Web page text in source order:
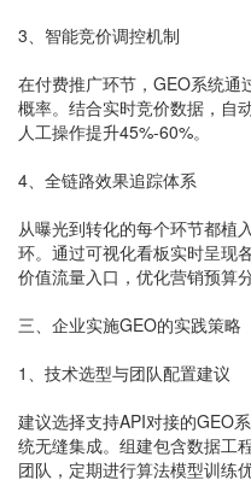
3、智能竞价调控机制
在付费推广环节，GEO系统通
概率。结合实时竞价数据，自
人工操作提升45%-60%。
4、全链路效果追踪体系
从曝光到转化的每个环节都植
环。通过可视化看板实时呈现
价值流量入口，优化营销预算分
三、企业实施GEO的实践策略
1、技术选型与团队配置建议
建议选择支持API对接的GEO
统无缝集成。组建包含数据工
团队，定期进行算法模型训练优